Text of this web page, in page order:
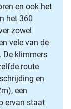
en ook het
het 360
zowel
vele van de
De klimmers
route
en
een
ervan staat